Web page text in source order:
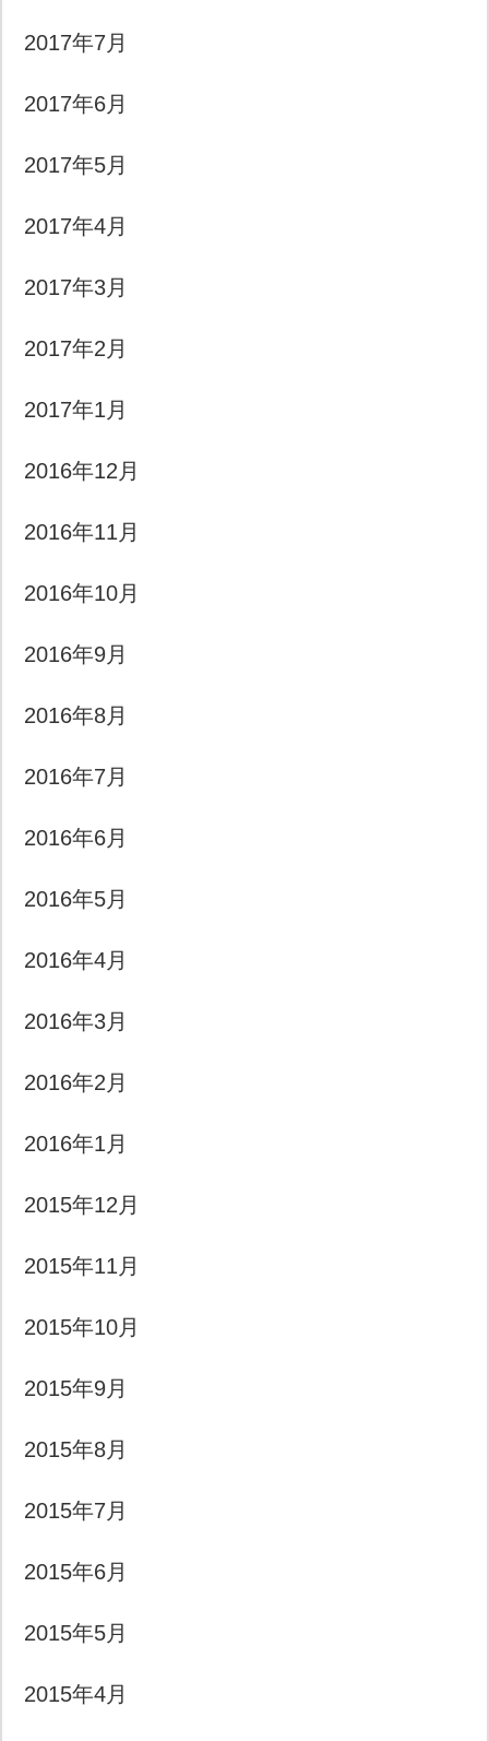
2017年7月
2017年6月
2017年5月
2017年4月
2017年3月
2017年2月
2017年1月
2016年12月
2016年11月
2016年10月
2016年9月
2016年8月
2016年7月
2016年6月
2016年5月
2016年4月
2016年3月
2016年2月
2016年1月
2015年12月
2015年11月
2015年10月
2015年9月
2015年8月
2015年7月
2015年6月
2015年5月
2015年4月